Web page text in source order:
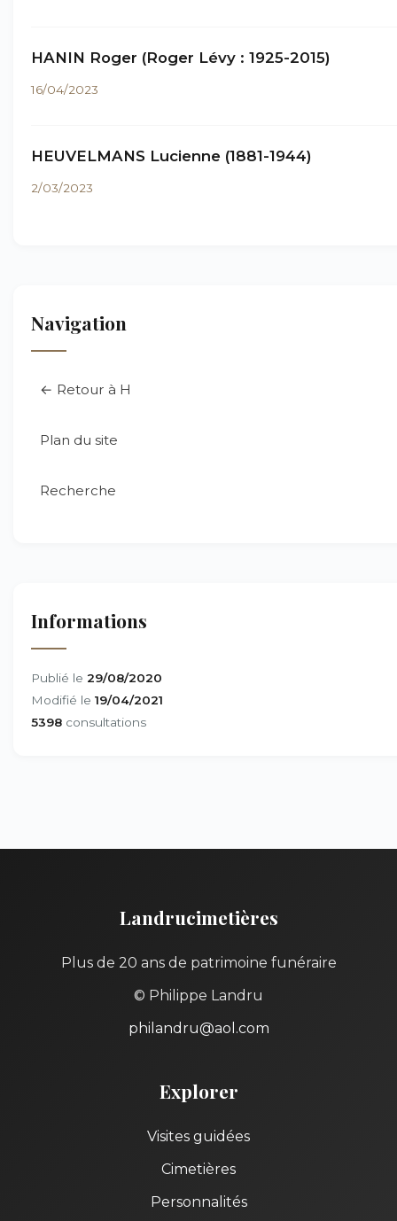
HANIN Roger (Roger Lévy : 1925-2015)
16/04/2023
HEUVELMANS Lucienne (1881-1944)
2/03/2023
Navigation
← Retour à H
Plan du site
Recherche
Informations
Publié le 29/08/2020
Modifié le 19/04/2021
5398 consultations
Landrucimetières
Plus de 20 ans de patrimoine funéraire
© Philippe Landru
philandru@aol.com
Explorer
Visites guidées
Cimetières
Personnalités